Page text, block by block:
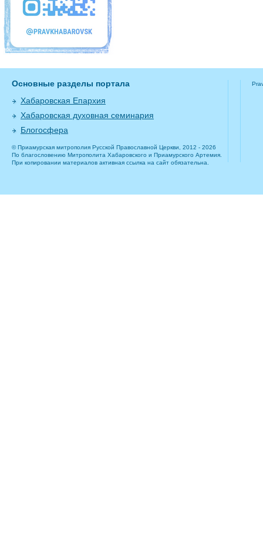
Основные разделы портала
Хабаровская Епархия
Хабаровская духовная семинария
Блогосфера
© Приамурская митрополия Русской Православной Церкви, 2012 - 2026
По благословению Митрополита Хабаровского и Приамурского Артемия.
При копировании материалов активная ссылка на сайт обязательна.